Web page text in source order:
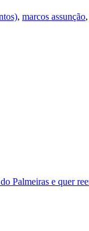
, marcos assunção,
Palmeiras e quer